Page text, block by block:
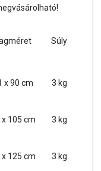
Súly
x 90 cm 3 kg
x 105 cm 3 kg
x 125 cm 3 kg